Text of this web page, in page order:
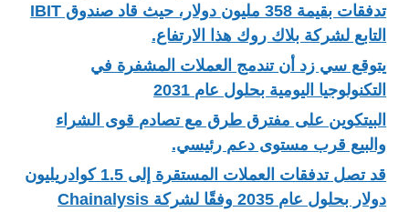
تدفقات بقيمة 358 مليون دولار، حيث قاد صندوق IBIT
التابع لشركة بلاك روك هذا الارتفاع.
يتوقع سي زد أن تندمج العملات المشفرة في
التكنولوجيا اليومية بحلول عام 2031
البيتكوين على مفترق طرق مع تصادم قوى الشراء
والبيع قرب مستوى دعم رئيسي.
قد تصل تدفقات العملات المستقرة إلى 1.5 كوادريليون
دولار بحلول عام 2035 وفقًا لشركة Chainalysis